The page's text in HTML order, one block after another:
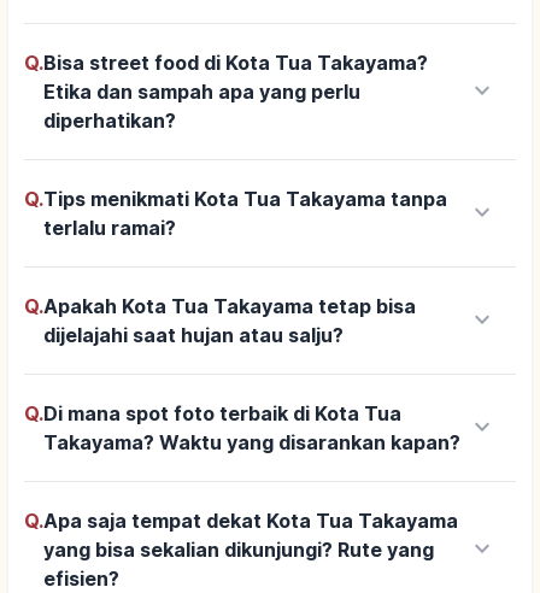
Q.Bisa street food di Kota Tua Takayama?
Etika dan sampah apa yang perlu
diperhatikan?
keyboard_arrow_down
Q.Tips menikmati Kota Tua Takayama tanpa
terlalu ramai?
keyboard_arrow_down
Q.Apakah Kota Tua Takayama tetap bisa
dijelajahi saat hujan atau salju?
keyboard_arrow_down
Q.Di mana spot foto terbaik di Kota Tua
Takayama? Waktu yang disarankan kapan?
keyboard_arrow_down
Q.Apa saja tempat dekat Kota Tua Takayama
yang bisa sekalian dikunjungi? Rute yang
efisien?
keyboard_arrow_down